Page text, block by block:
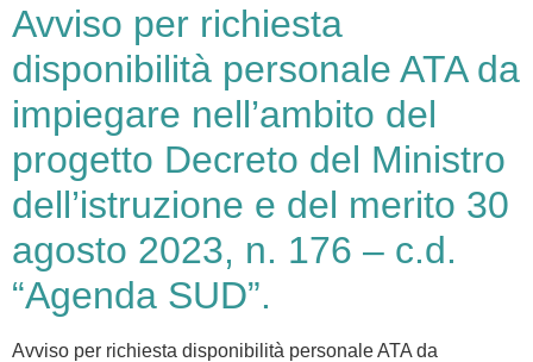
Avviso per richiesta
disponibilità personale ATA da
impiegare nell’ambito del
progetto Decreto del Ministro
dell’istruzione e del merito 30
agosto 2023, n. 176 – c.d.
“Agenda SUD”.
Avviso per richiesta disponibilità personale ATA da